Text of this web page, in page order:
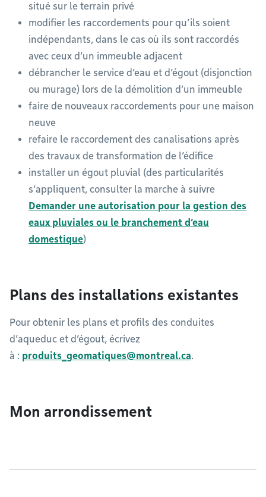
situé sur le terrain privé
modifier les raccordements pour qu’ils soient
indépendants, dans le cas où ils sont raccordés
avec ceux d’un immeuble adjacent
débrancher le service d’eau et d’égout (disjonction
ou murage) lors de la démolition d’un immeuble
faire de nouveaux raccordements pour une maison
neuve
refaire le raccordement des canalisations après
des travaux de transformation de l’édifice
installer un égout pluvial (des particularités
s’appliquent, consulter la marche à suivre
Demander une autorisation pour la gestion des
eaux pluviales ou le branchement d’eau
domestique)
Plans des installations existantes
Pour obtenir les plans et profils des conduites
d’aqueduc et d’égout, écrivez
à : produits_geomatiques@montreal.ca.​​​​​
Mon arrondissement